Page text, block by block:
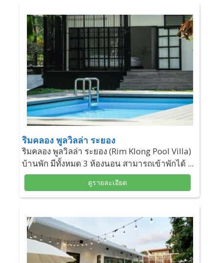
ริมคลอง พูลวิลล่า ระยอง
ริมคลอง พูลวิลล่า ระยอง (Rim Klong Pool Villa)
บ้านพัก มีทั้งหมด 3 ห้องนอน สามารถเข้าพักได้ ...
ดูรายละเอียด